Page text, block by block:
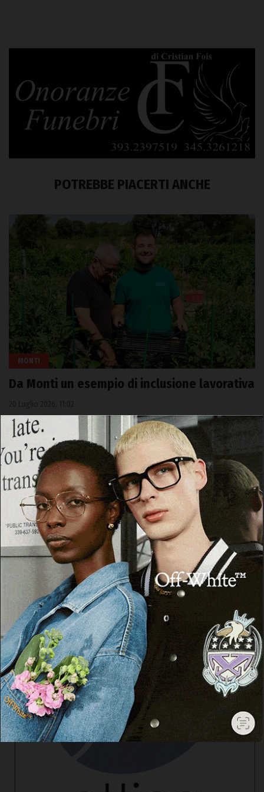
POTREBBE PIACERTI ANCHE
MONTI
Da Monti un esempio di inclusione lavorativa
Cerca
Cerca
Facebook
Threads
Instagram
X YouTube